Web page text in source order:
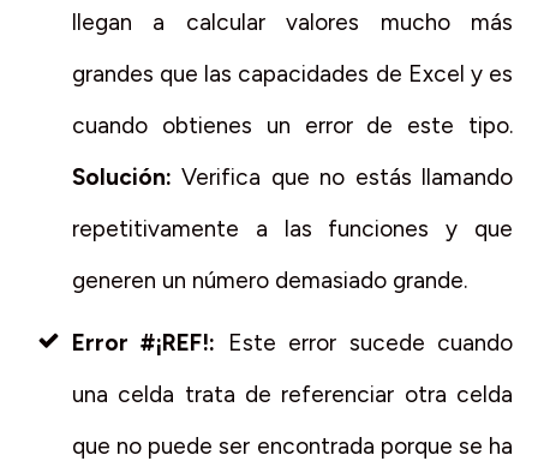
llegan a calcular valores mucho más
grandes que las capacidades de Excel y es
cuando obtienes un error de este tipo.
Solución:Verifica que no estás llamando
repetitivamente a las funciones y que
generen un número demasiado grande.
Error #¡REF!: Este error sucede cuando
una celda trata de referenciar otra celda
que no puede ser encontrada porque se ha